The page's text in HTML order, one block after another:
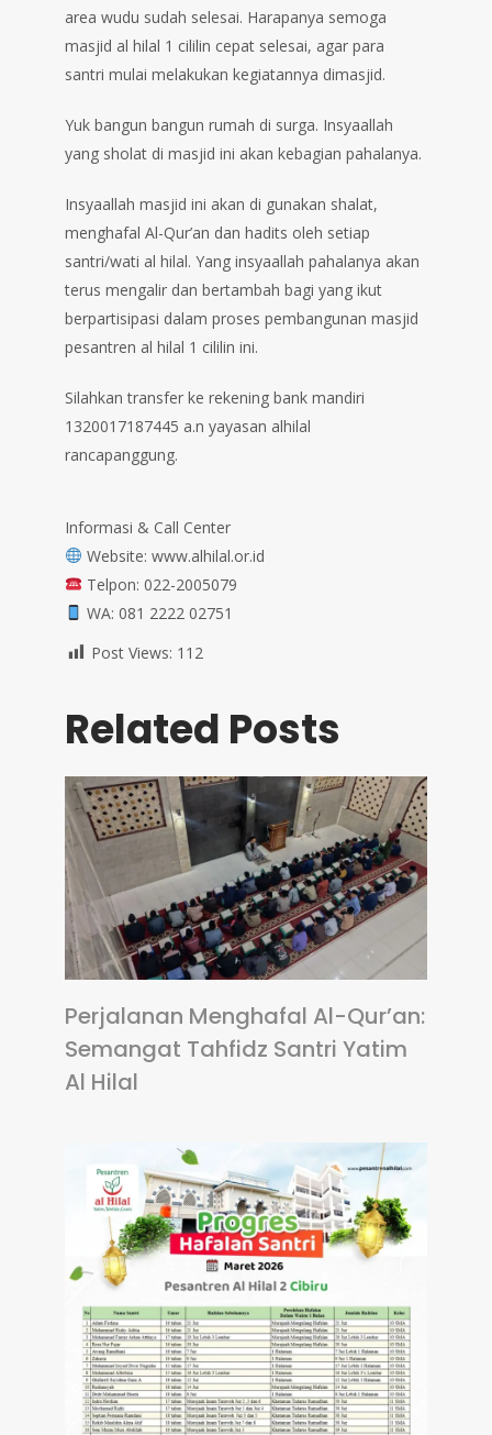
area wudu sudah selesai. Harapanya semoga
masjid al hilal 1 cililin cepat selesai, agar para
santri mulai melakukan kegiatannya dimasjid.
Yuk bangun bangun rumah di surga. Insyaallah
yang sholat di masjid ini akan kebagian pahalanya.⁣⁣⁣⁣⁣⁣⁣⁣⁣⁣⁣
Insyaallah masjid ini akan di gunakan shalat,
menghafal Al-Qur’an dan hadits oleh setiap
santri/wati al hilal. Yang insyaallah pahalanya akan
terus mengalir dan bertambah bagi yang ikut
berpartisipasi dalam proses pembangunan masjid
pesantren al hilal 1 cililin ini.
Silahkan transfer ke rekening bank mandiri
1320017187445 a.n yayasan alhilal
rancapanggung.
Informasi & Call Center⁣⁣⁣⁣⁣⁣⁣⁣⁣⁣⁣⁣⁣
Website: www.alhilal.or.id⁣⁣⁣⁣⁣⁣⁣⁣⁣⁣⁣⁣⁣
Telpon: 022-2005079⁣⁣⁣⁣⁣⁣⁣⁣⁣⁣⁣⁣⁣
WA: 081 2222 02751
Post Views: 112
Related Posts
Perjalanan Menghafal Al-Qur’an:
Semangat Tahfidz Santri Yatim
Al Hilal